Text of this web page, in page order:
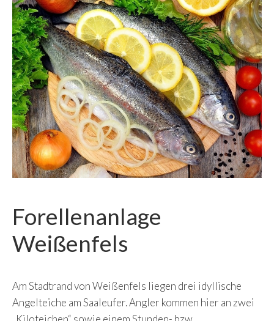
Forellenanlage
Weißenfels
Am Stadtrand von Weißenfels liegen drei idyllische
Angelteiche am Saaleufer. Angler kommen hier an zwei